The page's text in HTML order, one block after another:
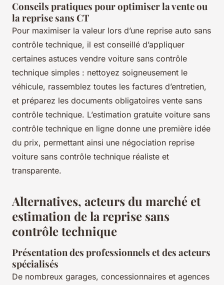
Conseils pratiques pour optimiser la vente ou
la reprise sans CT
Pour maximiser la valeur lors d’une reprise auto sans
contrôle technique, il est conseillé d’appliquer
certaines astuces vendre voiture sans contrôle
technique simples : nettoyez soigneusement le
véhicule, rassemblez toutes les factures d’entretien,
et préparez les documents obligatoires vente sans
contrôle technique. L’estimation gratuite voiture sans
contrôle technique en ligne donne une première idée
du prix, permettant ainsi une négociation reprise
voiture sans contrôle technique réaliste et
transparente.
Alternatives, acteurs du marché et
estimation de la reprise sans
contrôle technique
Présentation des professionnels et des acteurs
spécialisés
De nombreux garages, concessionnaires et agences